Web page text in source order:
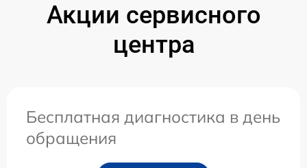
Акции сервисного
центра
Бесплатная диагностика в день
обращения